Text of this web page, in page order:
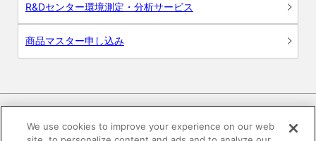
R&Dセンター環境測定・分析サービス
商品マスター申し込み
We use cookies to improve your experience on our web